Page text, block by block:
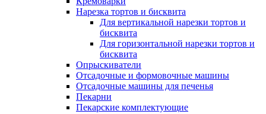
Нарезка тортов и бисквита
Для вертикальной нарезки тортов и
бисквита
Для горизонтальной нарезки тортов и
бисквита
Опрыскиватели
Отсадочные и формовочные машины
Отсадочные машины для печенья
Пекарни
Пекарские комплектующие